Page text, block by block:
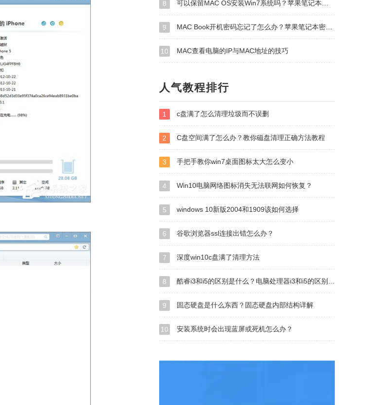
8 可以保留MAC OS安装Win7系统吗？苹果笔记本装Win7系统的步骤
9 MAC Book开机密码忘记了怎么办？苹果笔记本密码忘了如何重设？
10 MAC查看电脑的IP与MAC地址的技巧
人气教程排行
1 c盘满了怎么清理垃圾而不误删
2 C盘空间满了怎么办？教你磁盘清理正确方法教程
3 手把手教你win7桌面图标太大怎么变小
4 Win10电脑网络图标消失无法联网如何恢复？
5 windows 10新版2004和1909该如何选择
6 谷歌浏览器ssl连接出错怎么办？
7 深度win10c盘满了清理方法
8 酷睿i3和i5的区别是什么？电脑处理器i3和i5的区别介绍
9 固态硬盘是什么东西？固态硬盘内部结构详解
10 安装系统时会出现蓝屏或死机怎么办？